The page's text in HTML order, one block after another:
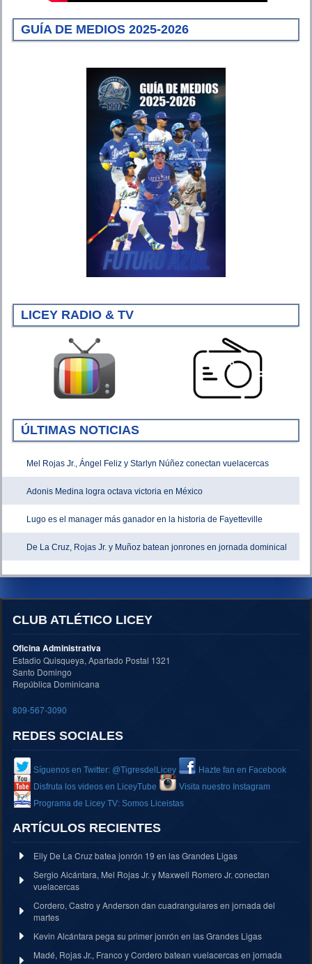
GUÍA DE MEDIOS 2025-2026
LICEY RADIO & TV
ÚLTIMAS NOTICIAS
Mel Rojas Jr., Ángel Feliz y Starlyn Núñez conectan vuelacercas
Adonis Medina logra octava victoria en México
Lugo es el manager más ganador en la historia de Fayetteville
De La Cruz, Rojas Jr. y Muñoz batean jonrones en jornada dominical
CLUB ATLÉTICO LICEY
Oficina Administrativa
Estadio Quisqueya, Apartado Postal 1321
Santo Domingo
República Dominicana
809-567-3090
REDES SOCIALES
Síguenos en Twitter: @TigresdelLicey
Hazte fan en Facebook
Disfruta los videos en LiceyTube
Visita nuestro Instagram
Programa de Licey TV: Somos Liceistas
ARTÍCULOS RECIENTES
Elly De La Cruz batea jonrón 19 en las Grandes Ligas
Sergio Alcántara, Mel Rojas Jr. y Maxwell Romero Jr. conectan
vuelacercas
Cordero, Castro y Anderson dan cuadrangulares en jornada del
martes
Kevin Alcántara pega su primer jonrón en las Grandes Ligas
Madé, Rojas Jr., Franco y Cordero batean vuelacercas en jornada